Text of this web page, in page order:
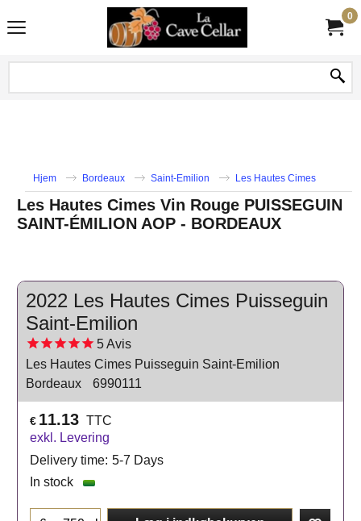
0
Hjem Bordeaux Saint-Emilion Les Hautes Cimes
Les Hautes Cimes Vin Rouge PUISSEGUIN
SAINT-ÉMILION AOP - BORDEAUX
2022 Les Hautes Cimes Puisseguin
Saint-Emilion
5Avis
Les Hautes Cimes Puisseguin Saint-Emilion
Bordeaux
6990111
€ 11.13 TTC
exkl. Levering
Delivery time: 5-7 Days
In stock